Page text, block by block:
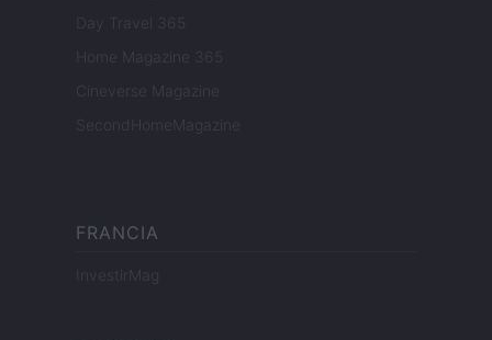
Day Travel 365
Home Magazine 365
Cineverse Magazine
SecondHomeMagazine
FRANCIA
InvestirMag